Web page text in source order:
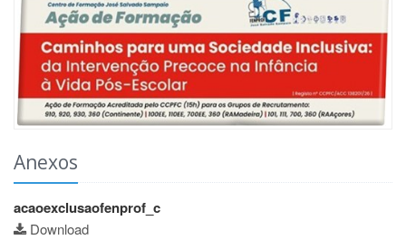
Anexos
acaoexclusaofenprof_c
Download